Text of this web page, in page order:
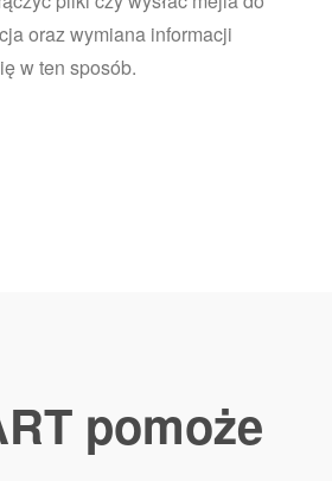
oraz wymiana informacji
w ten sposób.
pomoże